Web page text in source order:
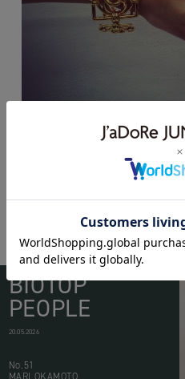
BIOTOP
PEOPLE
20.05.2026
No.51